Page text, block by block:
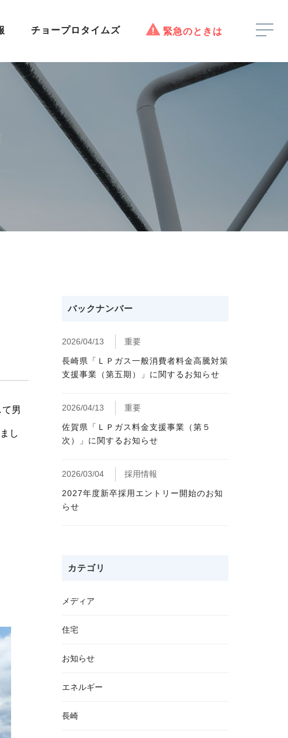
チョープロタイムズ 緊急のときは
男
し
バックナンバー
2026/04/13 重要
長崎県「ＬＰガス一般消費者料金高騰対策
支援事業（第五期）」に関するお知らせ
2026/04/13 重要
佐賀県「ＬＰガス料金支援事業（第５
次）」に関するお知らせ
2026/03/04 採用情報
2027年度新卒採用エントリー開始のお知
らせ
カテゴリ
メディア
住宅
お知らせ
エネルギー
長崎